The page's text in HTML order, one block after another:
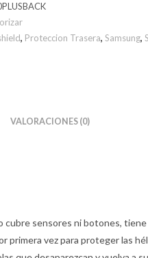
, Proteccion Trasera, Samsung,
VALORACIONES (0)
sensores ni botones, tiene
primera vez para proteger las